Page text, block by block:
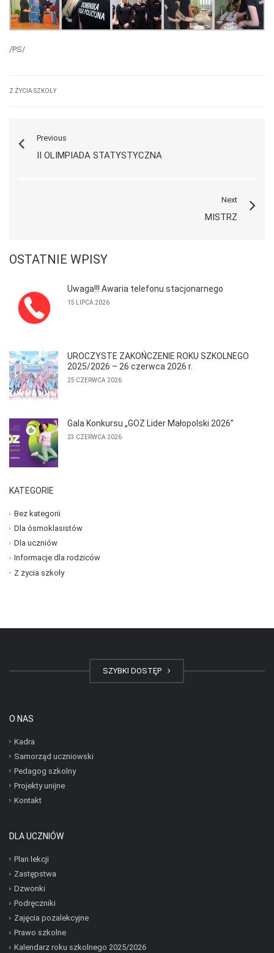
/PS/
Z ŻYCIA SZKOŁY
Previous
II OLIMPIADA STATYSTYCZNA
Next
MISTRZ
OSTATNIE WPISY
Uwaga!!! Awaria telefonu stacjonarnego
15 LIPCA 2026
UROCZYSTE ZAKOŃCZENIE ROKU SZKOLNEGO
2025/2026 – 26 czerwca 2026 r.
25 CZERWCA 2026
Gala Konkursu „GOZ Lider Małopolski 2026”
23 CZERWCA 2026
KATEGORIE
Bez kategorii
Dla ósmoklasistów
Dla uczniów
Informacje dla rodziców
Z życia szkoły
SZYBKI DOSTĘP
O NAS
Kadra
Samorząd uczniowski
Pedagog szkolny
Projekty unijne
Kontakt
DLA UCZNIÓW
Plan lekcji
Zastępstwa
Dzwonki
Podręczniki
Zajęcia pozalekcyjne
Prawo szkolne
Kalendarz roku szkolnego 2025/2026